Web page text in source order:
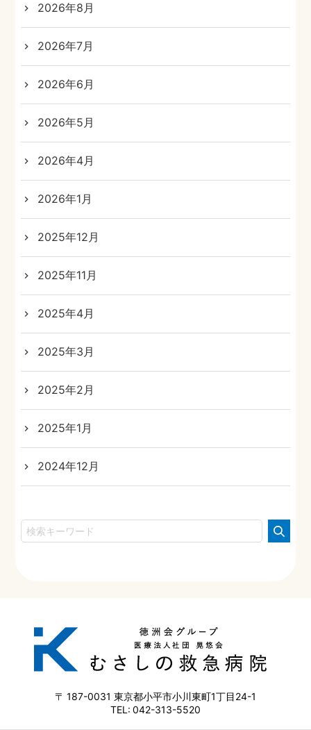
2026年8月
2026年7月
2026年6月
2026年5月
2026年4月
2026年1月
2025年12月
2025年11月
2025年4月
2025年3月
2025年2月
2025年1月
2024年12月
187-0031 東京都小平市小川東町1丁目24-1
042-313-5520